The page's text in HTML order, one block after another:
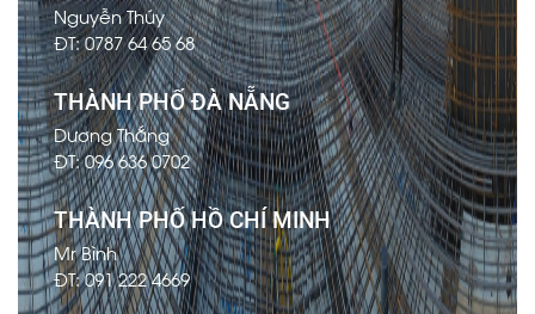
Nguyễn Thúy
ĐT: 0787 64 65 68
THÀNH PHỐ ĐÀ NẴNG
Dương Thắng
ĐT: 096 636 0702
THÀNH PHỐ HỒ CHÍ MINH
Mr Bình
ĐT: 091 222 4669